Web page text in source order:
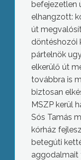
befejezetlen
elhangzott:
út
döntéshozói
pártelnök
elkerülő út
továbbra is
biztosan
MSZP kerül
Sós Tamás
kórház
betegúti
aggodalmait